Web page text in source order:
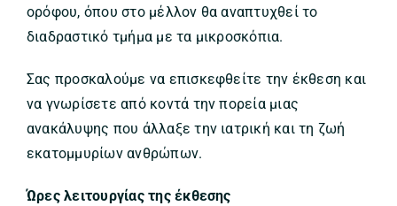
ορόφου, όπου στο μέλλον θα αναπτυχθεί το
διαδραστικό τμήμα με τα μικροσκόπια.
Σας προσκαλούμε να επισκεφθείτε την έκθεση και
να γνωρίσετε από κοντά την πορεία μιας
ανακάλυψης που άλλαξε την ιατρική και τη ζωή
εκατομμυρίων ανθρώπων.
Ώρες λειτουργίας της έκθεσης